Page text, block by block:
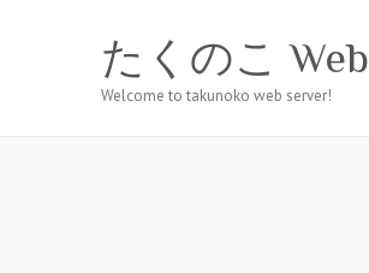
たくのこ Web
Welcome to takunoko web server!